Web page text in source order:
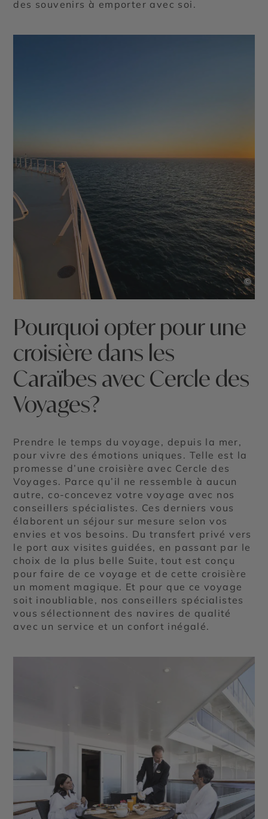
des souvenirs à emporter avec soi.
©
Pourquoi opter pour une
croisière dans les
Caraïbes avec Cercle des
Voyages?
Prendre le temps du voyage, depuis la mer,
pour vivre des émotions uniques. Telle est la
promesse d’une croisière avec Cercle des
Voyages. Parce qu’il ne ressemble à aucun
autre, co-concevez votre voyage avec nos
conseillers spécialistes. Ces derniers vous
élaborent un séjour sur mesure selon vos
envies et vos besoins. Du transfert privé vers
le port aux visites guidées, en passant par le
choix de la plus belle Suite, tout est conçu
pour faire de ce voyage et de cette croisière
un moment magique. Et pour que ce voyage
soit inoubliable, nos conseillers spécialistes
vous sélectionnent des navires de qualité
avec un service et un confort inégalé.